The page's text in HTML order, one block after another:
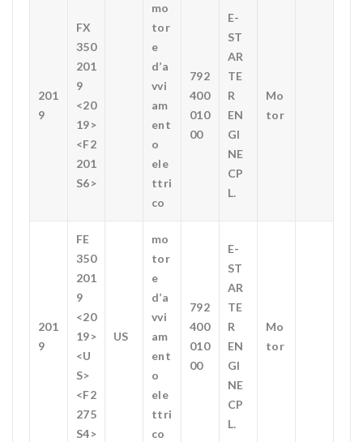
201
9
FX
350
201
9
<20
19>
<F2
201
S6>
mo
tor
e
d’a
vvi
am
ent
o
ele
ttri
co
792
400
010
00
E-
ST
AR
TE
R
EN
GI
NE
CP
L.
Mo
tor
201
9
FE
350
201
9
<20
19>
<U
S>
<F2
275
S4>
US
mo
tor
e
d’a
vvi
am
ent
o
ele
ttri
co
792
400
010
00
E-
ST
AR
TE
R
EN
GI
NE
CP
L.
Mo
tor